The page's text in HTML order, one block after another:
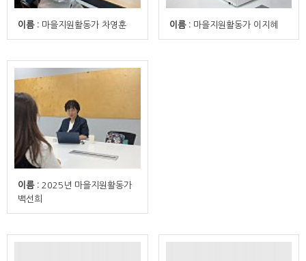
이름 : 마을지원활동가 차영훈 이름 : 마을지원활동가 이지혜
이름 : 2025년 마을지원활동가
백선희